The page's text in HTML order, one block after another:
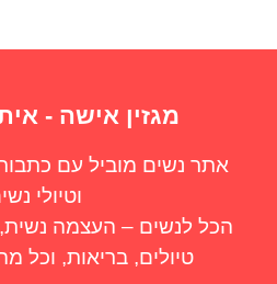
מגזין אישה -
אתר נשים מוביל עם כתבות
וטיולי
הכל לנשים – העצמה נשית,
טיולים, בריאות, וכל